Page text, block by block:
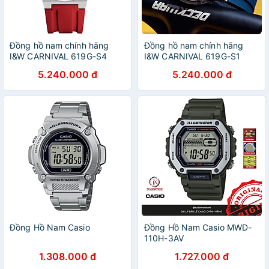
Đồng hồ nam chính hãng
I&W CARNIVAL 619G-S4
xước,Chống nước 50m ,Bảo
hành chính hãng,Máy cơ
(Automatic),Dây cao su cao
cấp,thiết kế lộ cơ thể thao
5.240.000 đ
Đồng hồ nam chính hãng
I&W CARNIVAL 619G-S1
xước,Chống nước 50m ,Bảo
hành chính hãng,Máy cơ
(Automatic),Dây cao su cao
cấp,thiết kế lộ cơ thể thao
5.240.000 đ
Đồng Hồ Nam Casio
1.308.000 đ
Đồng Hồ Nam Casio MWD-
110H-3AV
1.727.000 đ